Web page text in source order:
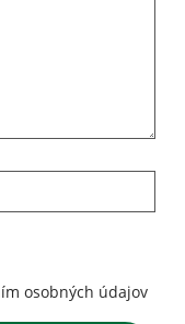
osobných údajov